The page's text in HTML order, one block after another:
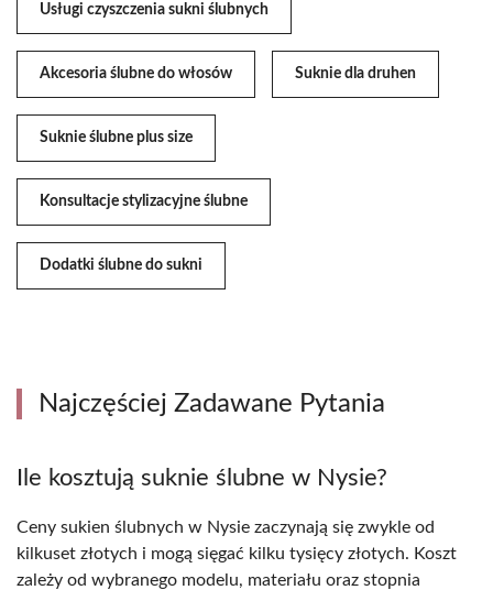
Usługi czyszczenia sukni ślubnych
Akcesoria ślubne do włosów Suknie dla druhen
Suknie ślubne plus size
Konsultacje stylizacyjne ślubne
Dodatki ślubne do sukni
Najczęściej Zadawane Pytania
Ile kosztują suknie ślubne w Nysie?
Ceny sukien ślubnych w Nysie zaczynają się zwykle od
kilkuset złotych i mogą sięgać kilku tysięcy złotych. Koszt
zależy od wybranego modelu, materiału oraz stopnia